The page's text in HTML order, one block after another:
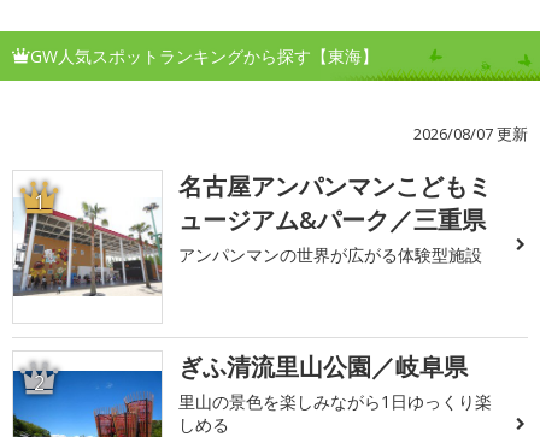
GW人気スポットランキングから探す【東海】
2026/08/07 更新
1
名古屋アンパンマンこどもミ
ュージアム&パーク／三重県
アンパンマンの世界が広がる体験型施設
2 ぎふ清流里山公園／岐阜県
里山の景色を楽しみながら1日ゆっくり楽
しめる